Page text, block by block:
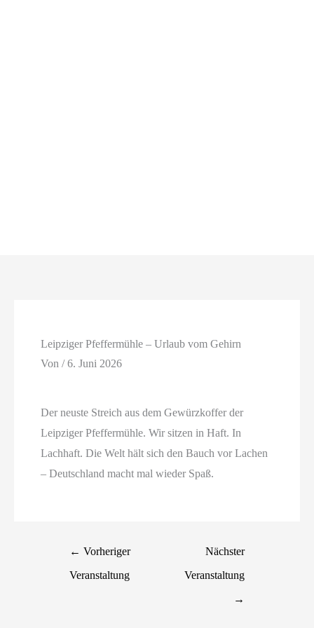
Leipziger Pfeffermühle – Urlaub vom Gehirn
Von/6. Juni 2026
Der neuste Streich aus dem Gewürzkoffer der
Leipziger Pfeffermühle. Wir sitzen in Haft. In
Lachhaft. Die Welt hält sich den Bauch vor Lachen
– Deutschland macht mal wieder Spaß.
← Vorheriger
Veranstaltung
Nächster
Veranstaltung
→